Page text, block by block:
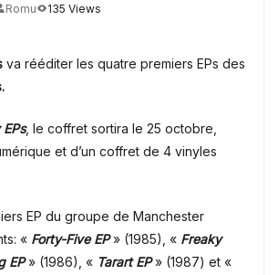
Romu 135 Views
va rééditer les quatre premiers EPs des
EPs, le coffret sortira le 25 octobre,
et d’un coffret de 4 vinyles
EP du groupe de Manchester
« Forty-Five EP» (1985), « Freaky
EP» (1986), « Tarart EP» (1987) et «